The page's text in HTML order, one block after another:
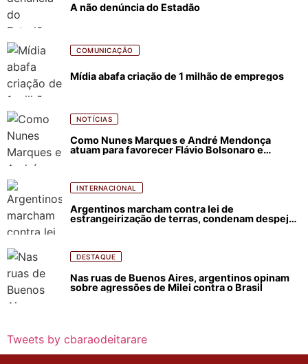
A não denúncia do Estadão
COMUNICAÇÃO
Mídia abafa criação de 1 milhão de empregos
NOTÍCIAS
Como Nunes Marques e André Mendonça
atuam para favorecer Flávio Bolsonaro e
INTERNACIONAL
Argentinos marcham contra lei de
estrangeirização de terras, condenam despejos
DESTAQUE
Nas ruas de Buenos Aires, argentinos opinam
sobre agressões de Milei contra o Brasil
Tweets by cbaraodeitarare